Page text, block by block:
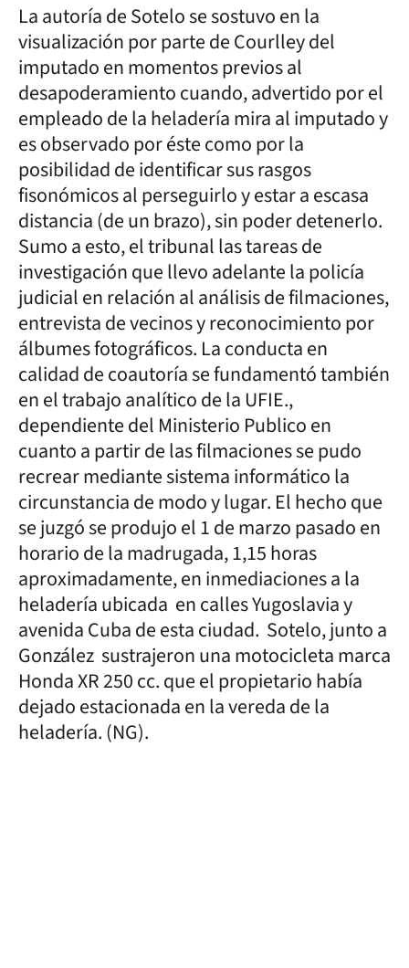
La autoría de Sotelo se sostuvo en la
visualización por parte de Courlley del
imputado en momentos previos al
desapoderamiento cuando, advertido por el
empleado de la heladería mira al imputado y
es observado por éste como por la
posibilidad de identificar sus rasgos
fisonómicos al perseguirlo y estar a escasa
distancia (de un brazo), sin poder detenerlo.
Sumo a esto, el tribunal las tareas de
investigación que llevo adelante la policía
judicial en relación al análisis de filmaciones,
entrevista de vecinos y reconocimiento por
álbumes fotográficos. La conducta en
calidad de coautoría se fundamentó también
en el trabajo analítico de la UFIE.,
dependiente del Ministerio Publico en
cuanto a partir de las filmaciones se pudo
recrear mediante sistema informático la
circunstancia de modo y lugar. El hecho que
se juzgó se produjo el 1 de marzo pasado en
horario de la madrugada, 1,15 horas
aproximadamente, en inmediaciones a la
heladería ubicada en calles Yugoslavia y
avenida Cuba de esta ciudad. Sotelo, junto a
González sustrajeron una motocicleta marca
Honda XR 250 cc. que el propietario había
dejado estacionada en la vereda de la
heladería. (NG).